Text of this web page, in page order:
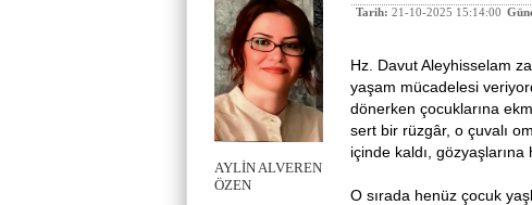
AYLİN ALVEREN
ÖZEN
Tarih: 21-10-2025 15:14:00
Hz. Davut Aleyhisselam
yaşam mücadelesi
dönerken çocuklarına
sert bir rüzgâr, o çuvalı
içinde kaldı, gözyaşlarına
O sırada henüz çocuk